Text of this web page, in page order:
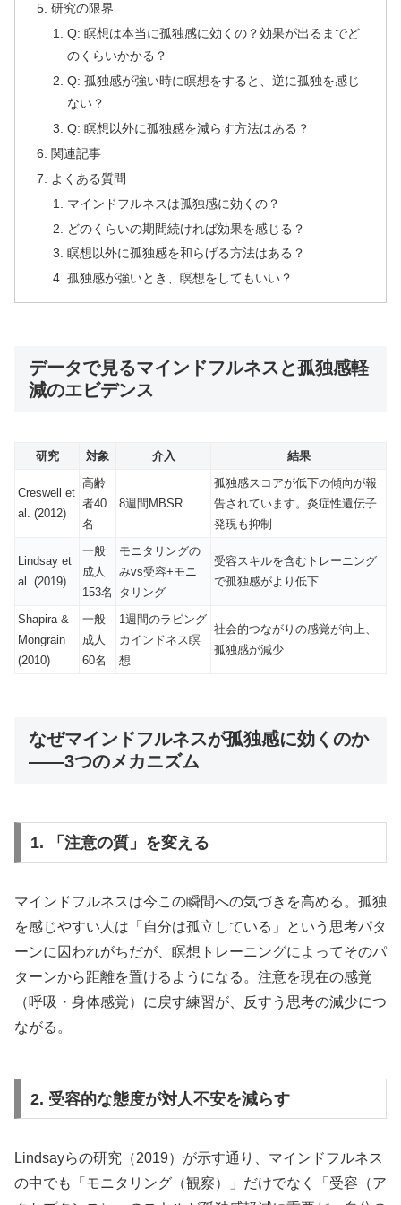
研究の限界
Q: 瞑想は本当に孤独感に効くの？効果が出るまでど
のくらいかかる？
Q: 孤独感が強い時に瞑想をすると、逆に孤独を感じ
ない？
Q: 瞑想以外に孤独感を減らす方法はある？
関連記事
よくある質問
マインドフルネスは孤独感に効くの？
どのくらいの期間続ければ効果を感じる？
瞑想以外に孤独感を和らげる方法はある？
孤独感が強いとき、瞑想をしてもいい？
データで見るマインドフルネスと孤独感軽
減のエビデンス
研究 対象 介入 結果
Creswell et
al. (2012)
高齢
者40
名
8週間MBSR
孤独感スコアが低下の傾向が報
告されています。炎症性遺伝子
発現も抑制
Lindsay et
al. (2019)
一般
成人
153名
モニタリングの
みvs受容+モニ
タリング
受容スキルを含むトレーニング
で孤独感がより低下
Shapira &
Mongrain
(2010)
一般
成人
60名
1週間のラビング
カインドネス瞑
想
社会的つながりの感覚が向上、
孤独感が減少
なぜマインドフルネスが孤独感に効くのか
——3つのメカニズム
1. 「注意の質」を変える
マインドフルネスは今この瞬間への気づきを高める。孤独
を感じやすい人は「自分は孤立している」という思考パタ
ーンに囚われがちだが、瞑想トレーニングによってそのパ
ターンから距離を置けるようになる。注意を現在の感覚
（呼吸・身体感覚）に戻す練習が、反すう思考の減少につ
ながる。
2. 受容的な態度が対人不安を減らす
Lindsayらの研究（2019）が示す通り、マインドフルネス
の中でも「モニタリング（観察）」だけでなく「受容（ア